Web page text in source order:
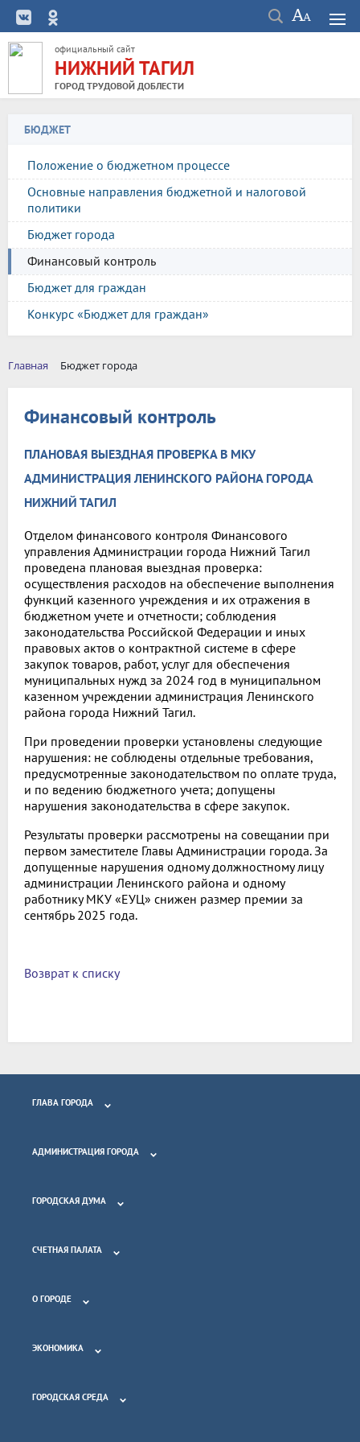
официальный сайт
НИЖНИЙ ТАГИЛ
ГОРОД ТРУДОВОЙ ДОБЛЕСТИ
БЮДЖЕТ
Положение о бюджетном процессе
Основные направления бюджетной и налоговой
политики
Бюджет города
Финансовый контроль
Бюджет для граждан
Конкурс «Бюджет для граждан»
Главная Бюджет города
Финансовый контроль
ПЛАНОВАЯ ВЫЕЗДНАЯ ПРОВЕРКА В МКУ
АДМИНИСТРАЦИЯ ЛЕНИНСКОГО РАЙОНА ГОРОДА
НИЖНИЙ ТАГИЛ
Отделом финансового контроля Финансового
управления Администрации города Нижний Тагил
проведена плановая выездная проверка:
осуществления расходов на обеспечение выполнения
функций казенного учреждения и их отражения в
бюджетном учете и отчетности; соблюдения
законодательства Российской Федерации и иных
правовых актов о контрактной системе в сфере
закупок товаров, работ, услуг для обеспечения
муниципальных нужд за 2024 год в муниципальном
казенном учреждении администрация Ленинского
района города Нижний Тагил.
При проведении проверки установлены следующие
нарушения: не соблюдены отдельные требования,
предусмотренные законодательством по оплате труда,
и по ведению бюджетного учета; допущены
нарушения законодательства в сфере закупок.
Результаты проверки рассмотрены на совещании при
первом заместителе Главы Администрации города. За
допущенные нарушения одному должностному лицу
администрации Ленинского района и одному
работнику МКУ «ЕУЦ» снижен размер премии за
сентябрь 2025 года.
Возврат к списку
ГЛАВА ГОРОДА
АДМИНИСТРАЦИЯ ГОРОДА
ГОРОДСКАЯ ДУМА
СЧЕТНАЯ ПАЛАТА
О ГОРОДЕ
ЭКОНОМИКА
ГОРОДСКАЯ СРЕДА